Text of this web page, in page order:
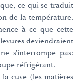
ce qui se traduit
de la température.
à ce que cette
deviendraient
s'interrompe pas:
réfrigérant.
cuve (les matières